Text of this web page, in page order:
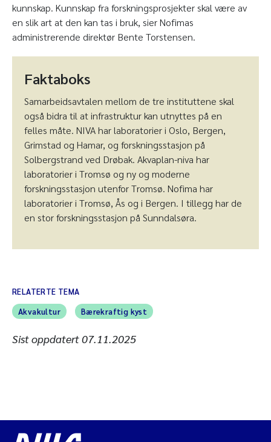
kunnskap. Kunnskap fra forskningsprosjekter skal være av
en slik art at den kan tas i bruk, sier Nofimas
administrerende direktør Bente Torstensen.
Faktaboks
Samarbeidsavtalen mellom de tre instituttene skal
også bidra til at infrastruktur kan utnyttes på en
felles måte. NIVA har laboratorier i Oslo, Bergen,
Grimstad og Hamar, og forskningsstasjon på
Solbergstrand ved Drøbak. Akvaplan-niva har
laboratorier i Tromsø og ny og moderne
forskningsstasjon utenfor Tromsø. Nofima har
laboratorier i Tromsø, Ås og i Bergen. I tillegg har de
en stor forskningsstasjon på Sunndalsøra.
RELATERTE TEMA
Akvakultur
Bærekraftig kyst
Sist oppdatert07.11.2025